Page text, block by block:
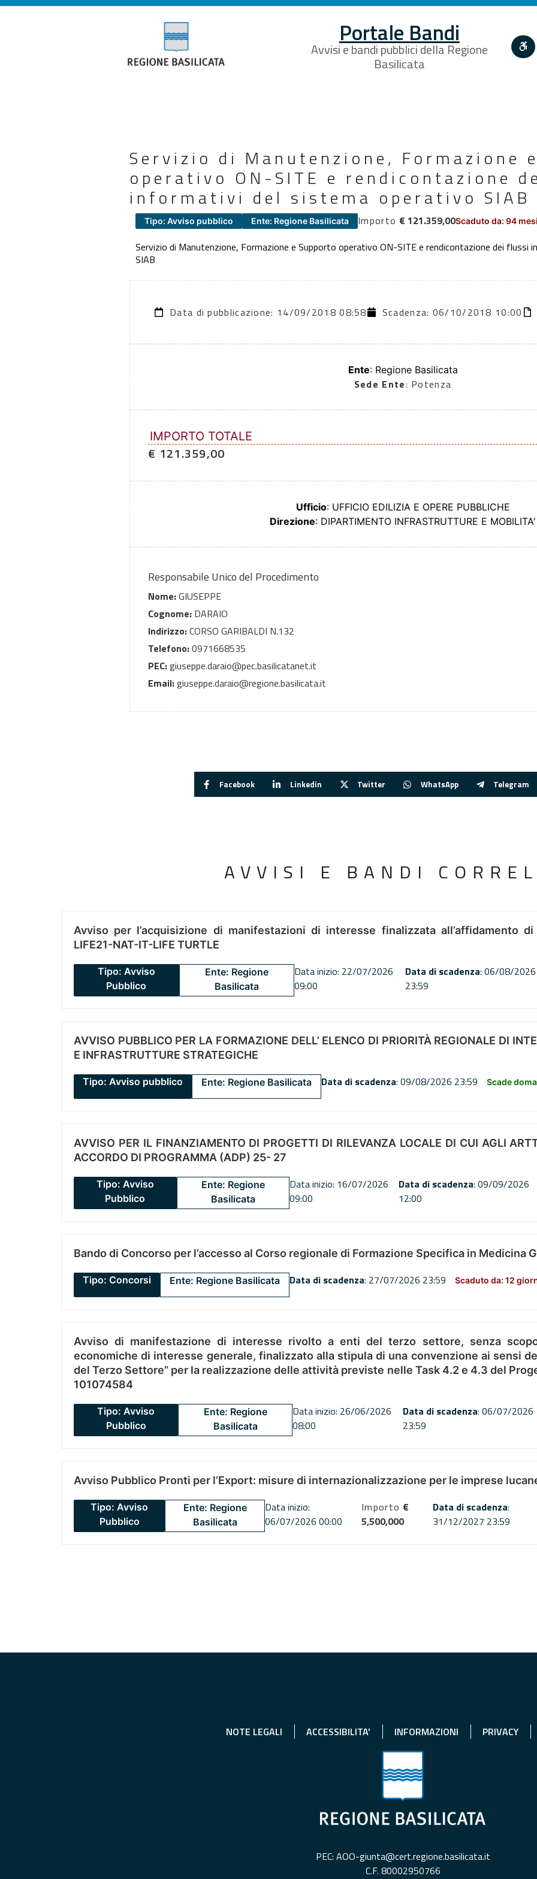
Portale Bandi
Avvisi e bandi pubblici della Regione
Basilicata
Servizio di Manutenzione, Formazione
operativo ON-SITE e rendicontazione
informativi del sistema operativo SIAB
Tipo: Avviso pubblico Ente: Regione Basilicata Importo € 121.359,00Scaduto da: 94 mesi
Servizio di Manutenzione, Formazione e Supporto operativo ON-SITE e rendicontazione dei
SIAB
Data di pubblicazione: 14/09/2018 08:58 Scadenza: 06/10/2018 10:00
Ente: Regione Basilicata
Sede Ente: Potenza
IMPORTO TOTALE
€ 121.359,00
Ufficio: UFFICIO EDILIZIA E OPERE PUBBLICHE
Direzione: DIPARTIMENTO INFRASTRUTTURE E MOBILITA'
Responsabile Unico del Procedimento
Nome:GIUSEPPE
Cognome: DARAIO
Indirizzo:CORSO GARIBALDI N.132
Telefono:0971668535
PEC:giuseppe.daraio@pec.basilicatanet.it
Email:giuseppe.daraio@regione.basilicata.it
Facebook Linkedin Twitter WhatsApp Telegram
AVVISI E BANDI
Avviso per l’acquisizione di manifestazioni di interesse finalizzata all’affidamento
LIFE21-NAT-IT-LIFE TURTLE
Tipo: Avviso
Pubblico
Ente: Regione
Basilicata
Data inizio: 22/07/2026
09:00
Data di scadenza: 06/08/2026
23:59
AVVISO PUBBLICO PER LA FORMAZIONE DELL’ ELENCO DI PRIORITÀ REGIONALE DI
E INFRASTRUTTURE STRATEGICHE
Tipo: Avviso pubblico Ente: Regione Basilicata Data di scadenza: 09/08/2026 23:59 Scade
AVVISO PER IL FINANZIAMENTO DI PROGETTI DI RILEVANZA LOCALE DI CUI AGLI
ACCORDO DI PROGRAMMA (ADP) 25- 27
Tipo: Avviso
Pubblico
Ente: Regione
Basilicata
Data inizio: 16/07/2026
09:00
Data di scadenza: 09/09/2026
12:00
Bando di Concorso per l’accesso al Corso regionale di Formazione Specifica in Medicina
Tipo: Concorsi Ente: Regione Basilicata Data di scadenza: 27/07/2026 23:59 Scaduto da: 12
Avviso di manifestazione di interesse rivolto a enti del terzo settore, senza
economiche di interesse generale, finalizzato alla stipula di una convenzione ai sensi
del Terzo Settore” per la realizzazione delle attività previste nelle Task 4.2 e 4.3 del
101074584
Tipo: Avviso
Pubblico
Ente: Regione
Basilicata
Data inizio: 26/06/2026
08:00
Data di scadenza: 06/07/2026
23:59
Avviso Pubblico Pronti per l’Export: misure di internazionalizzazione per le imprese
Tipo: Avviso
Pubblico
Ente: Regione
Basilicata
Data inizio:
06/07/2026 00:00
Importo €
5,500,000
Data di scadenza:
31/12/2027 23:59
NOTE LEGALI ACCESSIBILITA' INFORMAZIONI PRIVACY
PEC: AOO-giunta@cert.regione.basilicata.it
C.F. 80002950766